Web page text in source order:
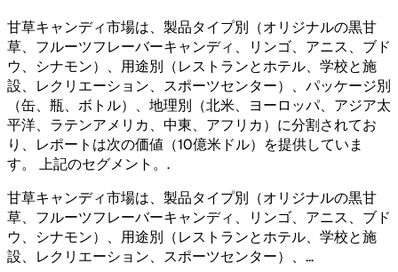
甘草キャンディ市場は、製品タイプ別（オリジナルの黒甘
草、フルーツフレーバーキャンディ、リンゴ、アニス、ブド
ウ、シナモン）、用途別（レストランとホテル、学校と施
設、レクリエーション、スポーツセンター）、パッケージ別
（缶、瓶、ボトル）、地理別（北米、ヨーロッパ、アジア太
平洋、ラテンアメリカ、中東、アフリカ）に分割されてお
り、レポートは次の価値（10億米ドル）を提供していま
す。 上記のセグメント。 .
甘草キャンディ市場は、製品タイプ別（オリジナルの黒甘
草、フルーツフレーバーキャンディ、リンゴ、アニス、ブド
ウ、シナモン）、用途別（レストランとホテル、学校と施
設、レクリエーション、スポーツセンター）、 ...